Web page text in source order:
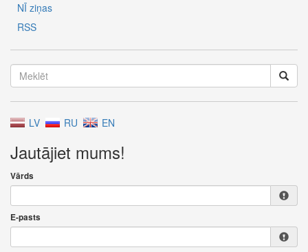
NĪ ziņas
RSS
LV RU EN
Jautājiet mums!
Vārds
E-pasts